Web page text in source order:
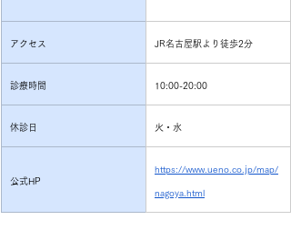
アクセス JR名古屋駅より徒歩2分
診療時間 10:00-20:00
休診日 火・水
公式HP
https://www.ueno.co.jp/map/
nagoya.html